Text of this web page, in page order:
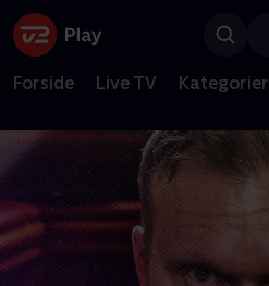
Forside Live TV Kategorier